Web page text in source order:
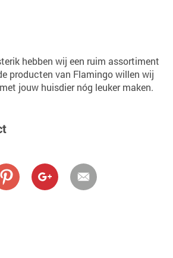
hebben wij een ruim assortiment
producten van Flamingo willen wij
jouw huisdier nóg leuker maken.